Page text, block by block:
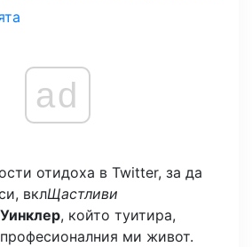
ad
отидоха в Twitter, за да
вклЩастливи
, който туитира,
ми живот.